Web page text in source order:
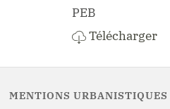
PEB
Télécharger
MENTIONS URBANISTIQUES